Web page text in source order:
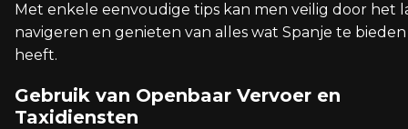
Met enkele eenvoudige tips kan men veilig door het
navigeren en genieten van alles wat Spanje te bieden
heeft.
Gebruik van Openbaar Vervoer en
Taxidiensten